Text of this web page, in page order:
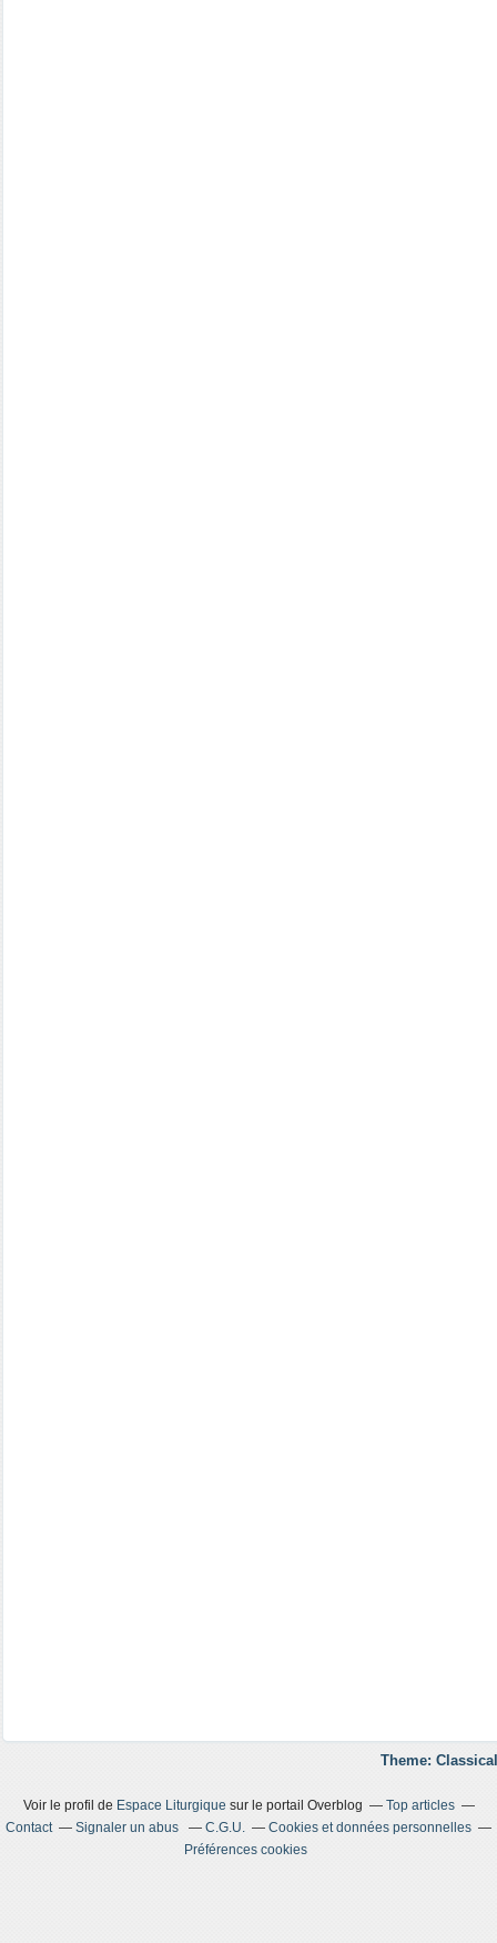
Theme:
Voir le profil de Espace Liturgiquesur le portail Overblog
Top articles
Contact
Signaler un abus C.G.U.
Cookies et données personnelles
Préférences cookies